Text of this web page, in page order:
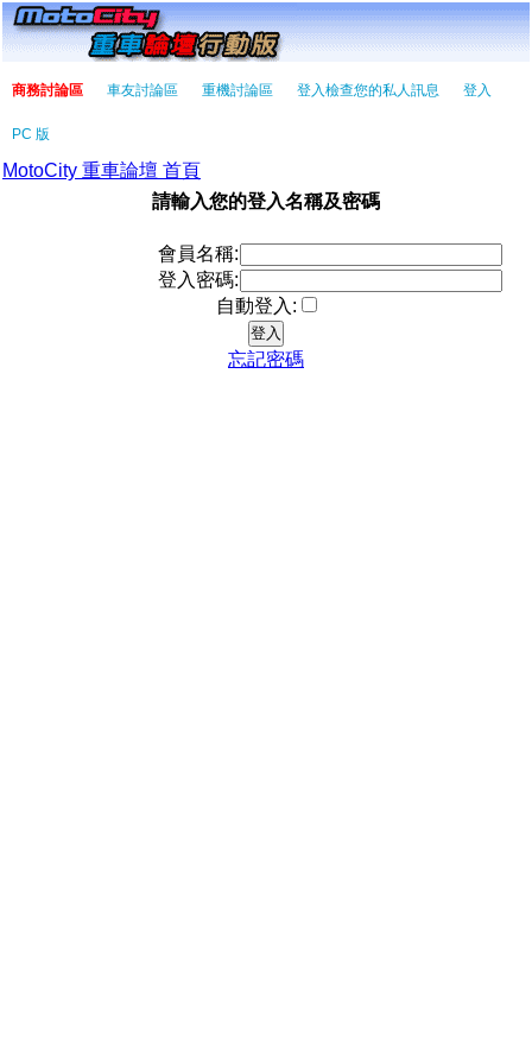
商務討論區 車友討論區 重機討論區 登入檢查您的私人訊息 登入
PC 版
MotoCity 重車論壇 首頁
請輸入您的登入名稱及密碼
會員名稱:
登入密碼:
自動登入:
忘記密碼